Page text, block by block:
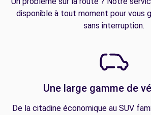
disponible à tout moment pour vous
sans interruption.
Une large gamme de
De la citadine économique au SUV